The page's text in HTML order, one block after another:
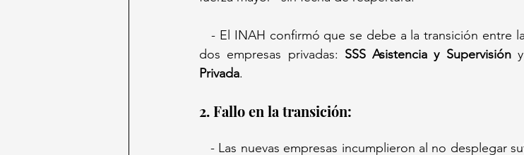
   - El INAH confirmó que se debe a la transición entre la Policía Auxiliar (30 años a cargo) y
dos empresas privadas: SSS Asistencia y Supervisión y
Privada.
2. Fallo en la transición:
   - Las nuevas empresas incumplieron al no desplegar suficiente personal capacitado desde